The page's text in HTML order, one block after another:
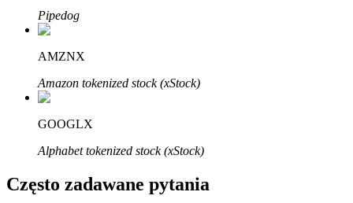
Bitruści Partnerzy
Pipedog
AMZNX
Amazon tokenized stock (xStock)
GOOGLX
Alphabet tokenized stock (xStock)
Często zadawane pytania